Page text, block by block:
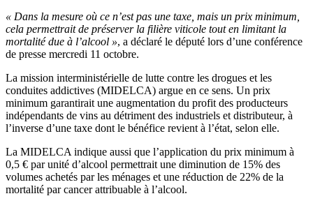
« Dans la mesure où ce n’est pas une taxe, mais un prix minimum,
cela permettrait de préserver la filière viticole tout en limitant la
mortalité due à l’alcool », a déclaré le député lors d’une conférence
de presse mercredi 11 octobre.
La mission interministérielle de lutte contre les drogues et les
conduites addictives (MIDELCA) argue en ce sens. Un prix
minimum garantirait une augmentation du profit des producteurs
indépendants de vins au détriment des industriels et distributeur, à
l’inverse d’une taxe dont le bénéfice revient à l’état, selon elle.
La MIDELCA indique aussi que l’application du prix minimum à
0,5 € par unité d’alcool permettrait une diminution de 15% des
volumes achetés par les ménages et une réduction de 22% de la
mortalité par cancer attribuable à l’alcool.